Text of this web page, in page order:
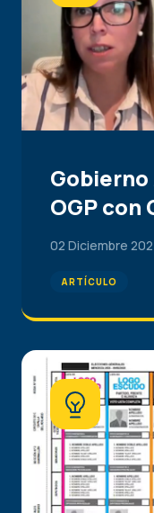
OGP con
02 Diciembre
ARTÍCULO